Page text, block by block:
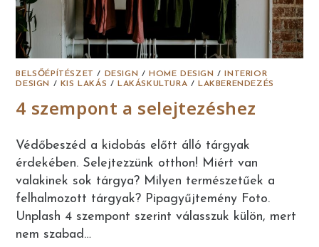
BELSŐÉPÍTÉSZET / DESIGN / HOME DESIGN /
INTERIOR
DESIGN / KIS LAKÁS / LAKÁSKULTURA / LAKBERENDEZÉS
4 szempont a selejtezéshez
Védőbeszéd a kidobás előtt álló tárgyak
érdekében. Selejtezzünk otthon! Miért van
valakinek sok tárgya? Milyen természetűek a
felhalmozott tárgyak? Pipagyűjtemény Foto.
Unplash 4 szempont szerint válasszuk külön, mert
nem szabad…